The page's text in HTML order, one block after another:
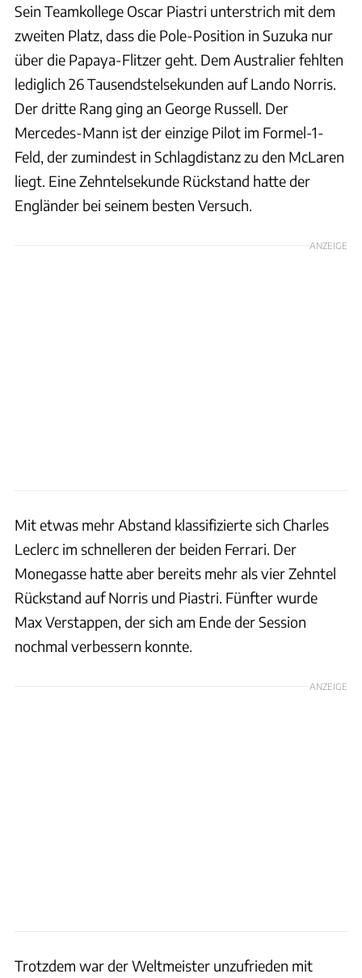
Sein Teamkollege Oscar Piastri unterstrich mit dem
zweiten Platz, dass die Pole-Position in Suzuka nur
über die Papaya-Flitzer geht. Dem Australier fehlten
lediglich 26 Tausendstelsekunden auf Lando Norris.
Der dritte Rang ging an George Russell. Der
Mercedes-Mann ist der einzige Pilot im Formel-1-
Feld, der zumindest in Schlagdistanz zu den McLaren
liegt. Eine Zehntelsekunde Rückstand hatte der
Engländer bei seinem besten Versuch.
ANZEIGE
Mit etwas mehr Abstand klassifizierte sich Charles
Leclerc im schnelleren der beiden Ferrari. Der
Monegasse hatte aber bereits mehr als vier Zehntel
Rückstand auf Norris und Piastri. Fünfter wurde
Max Verstappen, der sich am Ende der Session
nochmal verbessern konnte.
ANZEIGE
Trotzdem war der Weltmeister unzufrieden mit